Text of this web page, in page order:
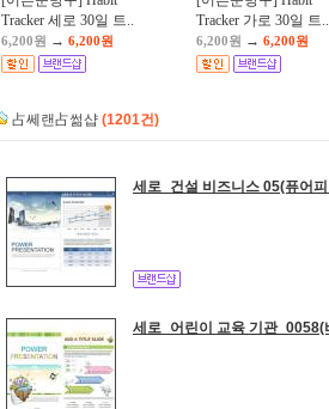
Tracker 세로 30일 트..
6,200원 → 6,200원
Tracker 가로 30일 트..
6,200원 → 6,200원
占쎄랜占썲샵 (1201건)
세로_건설 비즈니스 05(퓨어
세로_어린이 교육 기관_0058(